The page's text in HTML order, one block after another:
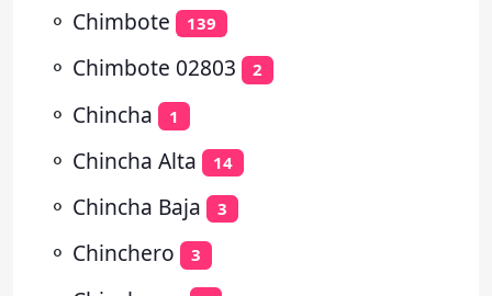
⚬ Chimbote 139
⚬ Chimbote 02803 2
⚬ Chincha 1
⚬ Chincha Alta 14
⚬ Chincha Baja 3
⚬ Chinchero 3